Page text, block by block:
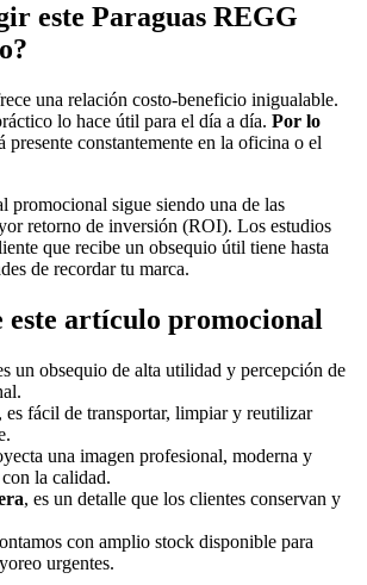
este Paraguas REGG
una relación costo-beneficio inigualable.
lo hace útil para el día a día. Por lo
presente constantemente en la oficina o el
promocional sigue siendo una de las
retorno de inversión (ROI). Los estudios
que recibe un obsequio útil tiene hasta
de recordar tu marca.
este artículo promocional
un obsequio de alta utilidad y percepción de
, es fácil de transportar, limpiar y reutilizar
una imagen profesional, moderna y
la calidad.
, es un detalle que los clientes conservan y
con amplio stock disponible para
urgentes.